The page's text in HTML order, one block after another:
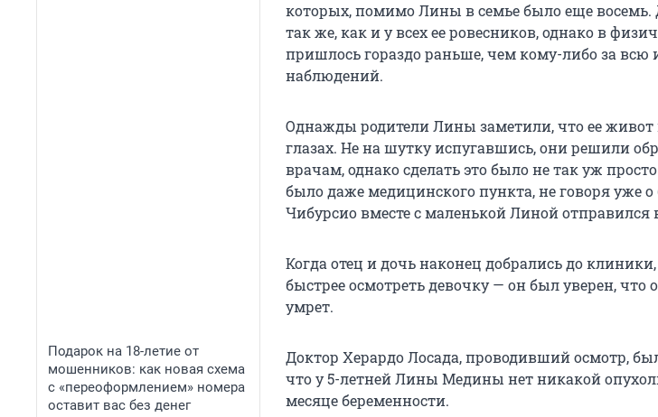
Подарок на 18-летие от
мошенников: как новая схема
с «переоформлением» номера
оставит вас без денег
которых, помимо Лины в семье было еще восемь.
так же, как и у всех ее ровесников, однако в
пришлось гораздо раньше, чем кому-либо за
наблюдений.
Однажды родители Лины заметили, что ее живот
глазах. Не на шутку испугавшись, они решили
врачам, однако сделать это было не так уж
было даже медицинского пункта, не говоря уже о
Чибурсио вместе с маленькой Линой отправился
Когда отец и дочь наконец добрались до
быстрее осмотреть девочку — он был уверен, что
умрет.
Доктор Херардо Лосада, проводивший осмотр,
что у 5-летней Лины Медины нет никакой
месяце беременности.